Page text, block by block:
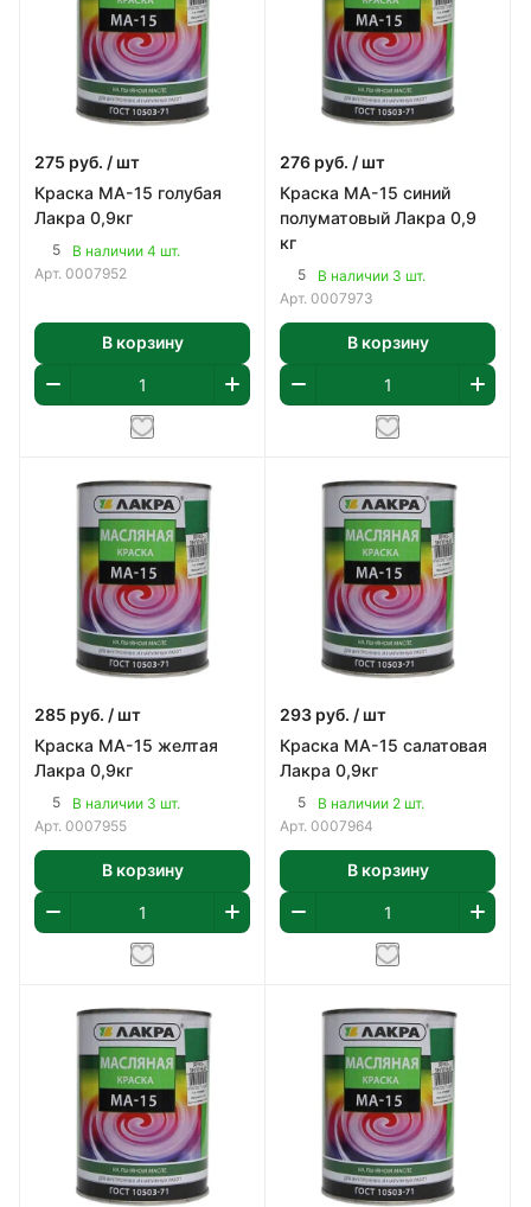
275 руб. / шт
Краска МА-15 голубая
Лакра 0,9кг
5
В наличии 4 шт.
Арт. 0007952
В корзину
276 руб. / шт
Краска МА-15 синий
полуматовый Лакра 0,9
кг
5
В наличии 3 шт.
Арт. 0007973
В корзину
285 руб. / шт
Краска МА-15 желтая
Лакра 0,9кг
5
В наличии 3 шт.
Арт. 0007955
В корзину
293 руб. / шт
Краска МА-15 салатовая
Лакра 0,9кг
5
В наличии 2 шт.
Арт. 0007964
В корзину